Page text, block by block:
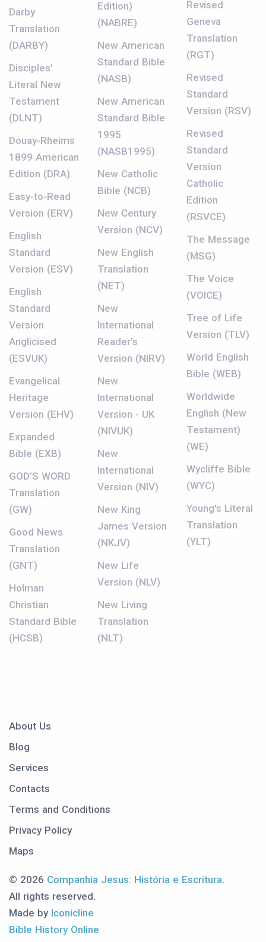
Darby
Translation
(DARBY)
Disciples’
Literal New
Testament
(DLNT)
Douay-Rheims
1899 American
Edition (DRA)
Easy-to-Read
Version (ERV)
English
Standard
Version (ESV)
English
Standard
Version
Anglicised
(ESVUK)
Evangelical
Heritage
Version (EHV)
Expanded
Bible (EXB)
GOD’S WORD
Translation
(GW)
Good News
Translation
(GNT)
Holman
Christian
Standard Bible
(HCSB)
Edition)
(NABRE)
New American
Standard Bible
(NASB)
New American
Standard Bible
1995
(NASB1995)
New Catholic
Bible (NCB)
New Century
Version (NCV)
New English
Translation
(NET)
New
International
Reader's
Version (NIRV)
New
International
Version - UK
(NIVUK)
New
International
Version (NIV)
New King
James Version
(NKJV)
New Life
Version (NLV)
New Living
Translation
(NLT)
Revised
Geneva
Translation
(RGT)
Revised
Standard
Version (RSV)
Revised
Standard
Version
Catholic
Edition
(RSVCE)
The Message
(MSG)
The Voice
(VOICE)
Tree of Life
Version (TLV)
World English
Bible (WEB)
Worldwide
English (New
Testament)
(WE)
Wycliffe Bible
(WYC)
Young's Literal
Translation
(YLT)
About Us
Blog
Services
Contacts
Terms and Conditions
Privacy Policy
Maps
© 2026 Companhia Jesus: História e Escritura.
All rights reserved.
Made by Iconicline
Bible History Online